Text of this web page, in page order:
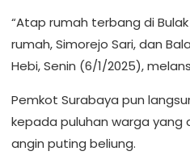
“Atap rumah terbang di
rumah, Simorejo Sari, dan
Hebi, Senin (6/1/2025),
Pemkot Surabaya pun
kepada puluhan warga
angin puting beliung.